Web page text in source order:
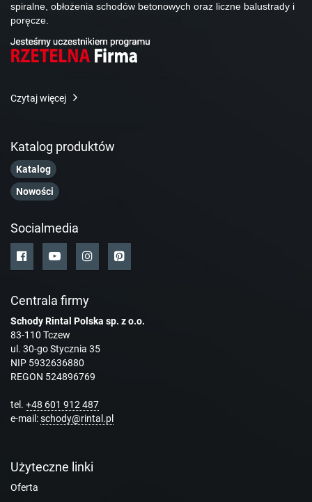
spiralne, obłożenia schodów betonowych oraz liczne balustrady i
poręcze.
Czytaj więcej
Katalog produktów
Katalog
Nowości
Socialmedia
Centrala firmy
Schody Rintal Polska sp. z o.o.
83-110 Tczew
ul. 30-go Stycznia 35
NIP 5932636880
REGON 524896769
tel. +48 601 912 487
e-mail:schody@rintal.pl
Użyteczne linki
Oferta